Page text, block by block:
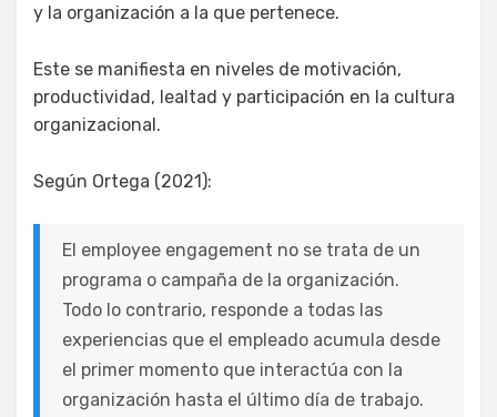
y la organización a la que pertenece.
Este se manifiesta en niveles de motivación,
productividad, lealtad y participación en la cultura
organizacional.
Según Ortega (2021):
El employee engagement no se trata de un
programa o campaña de la organización.
Todo lo contrario, responde a todas las
experiencias que el empleado acumula desde
el primer momento que interactúa con la
organización hasta el último día de trabajo.